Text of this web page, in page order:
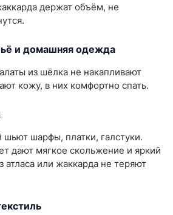
держат объём, не
и домашняя одежда
из шёлка не накапливают
кожу, в них комфортно спать.
шарфы, платки, галстуки.
дают мягкое скольжение и яркий
атласа или жаккарда не теряют